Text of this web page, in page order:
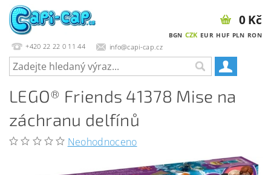
+420 22 22 0 11 44 info@capi-cap.cz
BGN CZK EUR HUF PLN RON
0 Kč
LEGO® Friends 41378 Mise na
záchranu delfínů
Neohodnoceno